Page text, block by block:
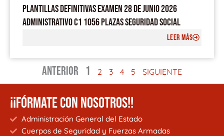
PLANTILLAS DEFINITIVAS EXAMEN 28 DE JUNIO 2026
ADMINISTRATIVO C1 1056 PLAZAS SEGURIDAD SOCIAL
LEER MÁS
ANTERIOR 1 2 3 4 5 SIGUIENTE
¡¡FÓRMATE CON NOSOTROS!!
Administración General del Estado
Cuerpos de Seguridad y Fuerzas Armadas